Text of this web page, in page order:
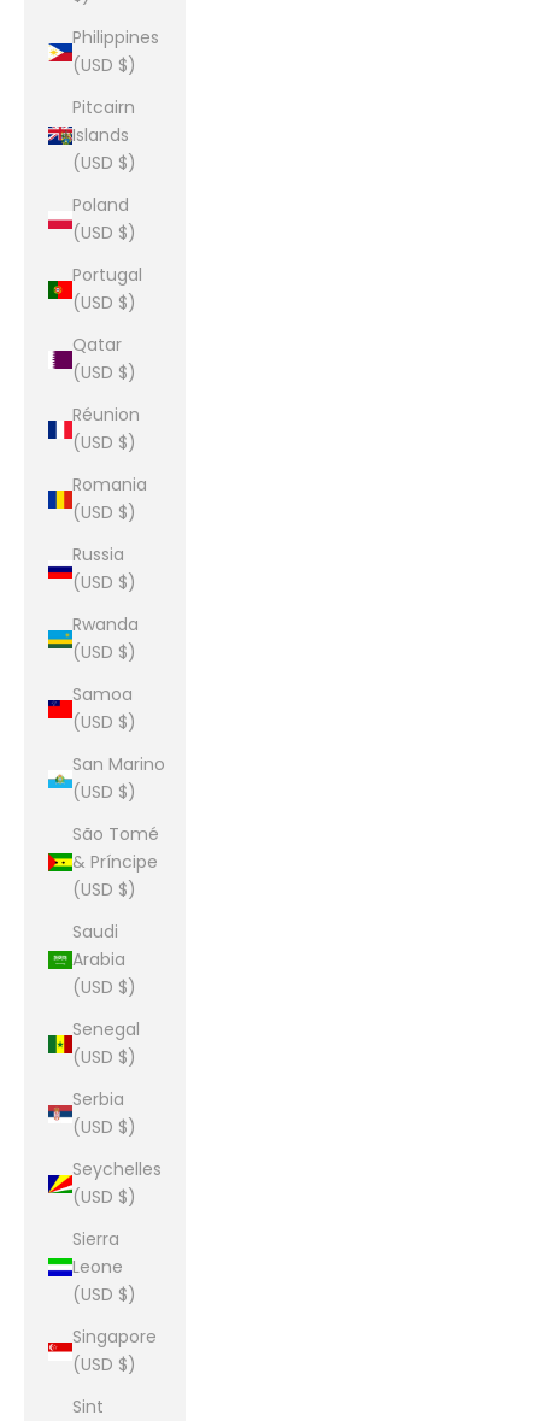
Philippines
(USD $)
Pitcairn
Islands
(USD $)
Poland
(USD $)
Portugal
(USD $)
Qatar
(USD $)
Réunion
(USD $)
Romania
(USD $)
Russia
(USD $)
Rwanda
(USD $)
Samoa
(USD $)
San Marino
(USD $)
São Tomé
& Príncipe
(USD $)
Saudi
Arabia
(USD $)
Senegal
(USD $)
Serbia
(USD $)
Seychelles
(USD $)
Sierra
Leone
(USD $)
Singapore
(USD $)
Sint